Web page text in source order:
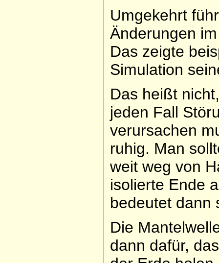
Umgekehrt
Änderungen
Das zeigte
Simulation
Das heißt
jeden Fall
verursachen
ruhig. Man
weit weg von
isolierte Ende
bedeutet dann
Die
dann dafür,